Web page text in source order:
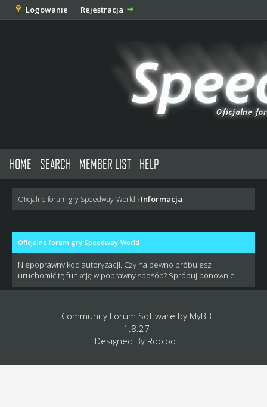
Logowanie Rejestracja
HOME SEARCH MEMBER LIST HELP
Oficjalne forum gry Speedway-World › Informacja
Oficjalne forum gry Speedway-World
Niepoprawny kod autoryzacji. Czy na pewno próbujesz
uruchomić tę funkcję w poprawny sposób? Spróbuj ponownie.
Community Forum Software by MyBB
1.8.27
Designed By Rooloo.